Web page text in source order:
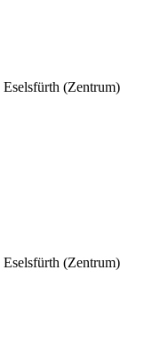
Eselsfürth (Zentrum)
Eselsfürth (Zentrum)